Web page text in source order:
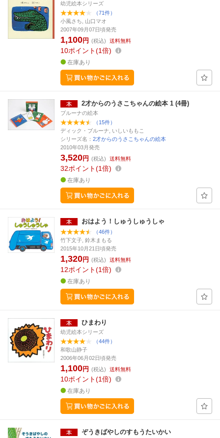
幼児絵本シリーズ
（71件）
小風さち, 山口マオ
2007年09月07日頃発売
1,100円 (税込) 送料無料
10ポイント 1倍
在庫あり
2才からのうさこちゃんの絵本 1 (4冊)
ブルーナの絵本
（15件）
ディック・ブルーナ, いしいももこ
シリーズ名： 2才からのうさこちゃんの絵本
2010年03月発売
3,520円 (税込) 送料無料
32ポイント 1倍
在庫あり
おはよう！しゅうしゅうしゃ
（46件）
竹下文子, 鈴木まもる
2015年10月21日頃発売
1,320円 (税込) 送料無料
12ポイント 1倍
在庫あり
ひまわり
幼児絵本シリーズ
（44件）
和歌山静子
2006年06月02日頃発売
1,100円 (税込) 送料無料
10ポイント 1倍
在庫あり
ぞうきばやしのすもうたいかい